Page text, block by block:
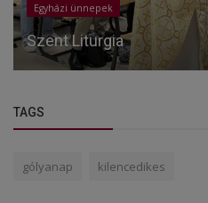
Egyházi ünnepek
Szent Liturgia
TAGS
gólyanap kilencedikes